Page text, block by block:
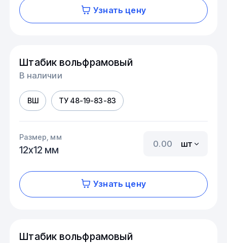
Узнать цену
Штабик вольфрамовый
В наличии
ВШ ТУ 48-19-83-83
Размер, мм
12х12 мм
шт
Узнать цену
Штабик вольфрамовый